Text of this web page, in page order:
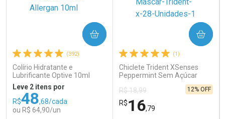
Comprar sem Desconto
Por R$ 29,30/cada
Comprar sem Desconto
Por R$ 29,30/cada
(392)
Colírio Hidratante e
Lubrificante Optive 10ml
Leve 2 itens por
R$48,68/cada
ou R$ 64,90/un
COMPRAR
(1)
Chiclete Trident XSenses
Peppermint Sem Açúcar
R$ 18,99
R$16,79
12% OFF
COMPRAR